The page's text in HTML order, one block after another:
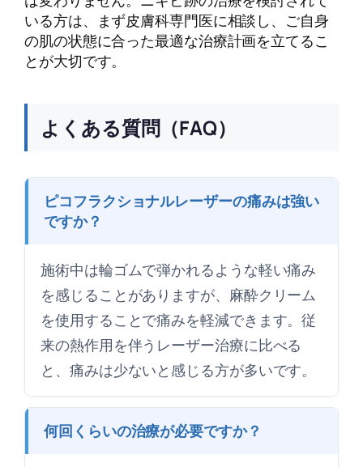
いる方は、まず皮膚科専門医に相談し、ご自身
の肌の状態に合った最適な治療計画を立てるこ
とが大切です。
よくある質問（FAQ）
ピコフラクショナルレーザーの痛みは強い
ですか？
施術中は輪ゴムで弾かれるような軽い痛み
を感じることがありますが、麻酔クリーム
を使用することで痛みを軽減できます。従
来の熱作用を伴うレーザー治療に比べる
と、痛みは少ないと感じる方が多いです。
何回くらいの治療が必要ですか？